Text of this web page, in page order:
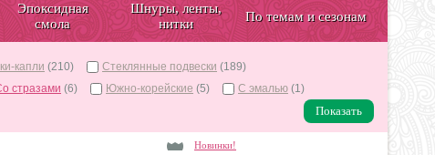
Эпоксидная
смола
Шнуры, ленты,
нитки
По темам и сезонам
капли (210) Стеклянные подвески (189)
стразами (6) Южно-корейские (5) С эмалью (1)
Показать
Новинки!